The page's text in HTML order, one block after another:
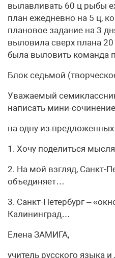
вылавливать 60 ц рыбы
план ежедневно на 5 ц,
плановое задание на 3
выловила сверх плана
была выловить команда
Блок седьмой
Уважаемый
написать мини-
на одну из
1. Хочу поделиться
2. На мой взгляд, Санкт-
объединяет…
3. Санкт-Петербург –
Калининград…
Елена ЗАМИГА,
учитель русского языка